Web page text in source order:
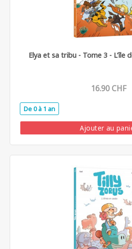
Elya et sa tribu - Tome 3 - L’île
16.90 CHF
De 0 à 1 an
Ajouter au